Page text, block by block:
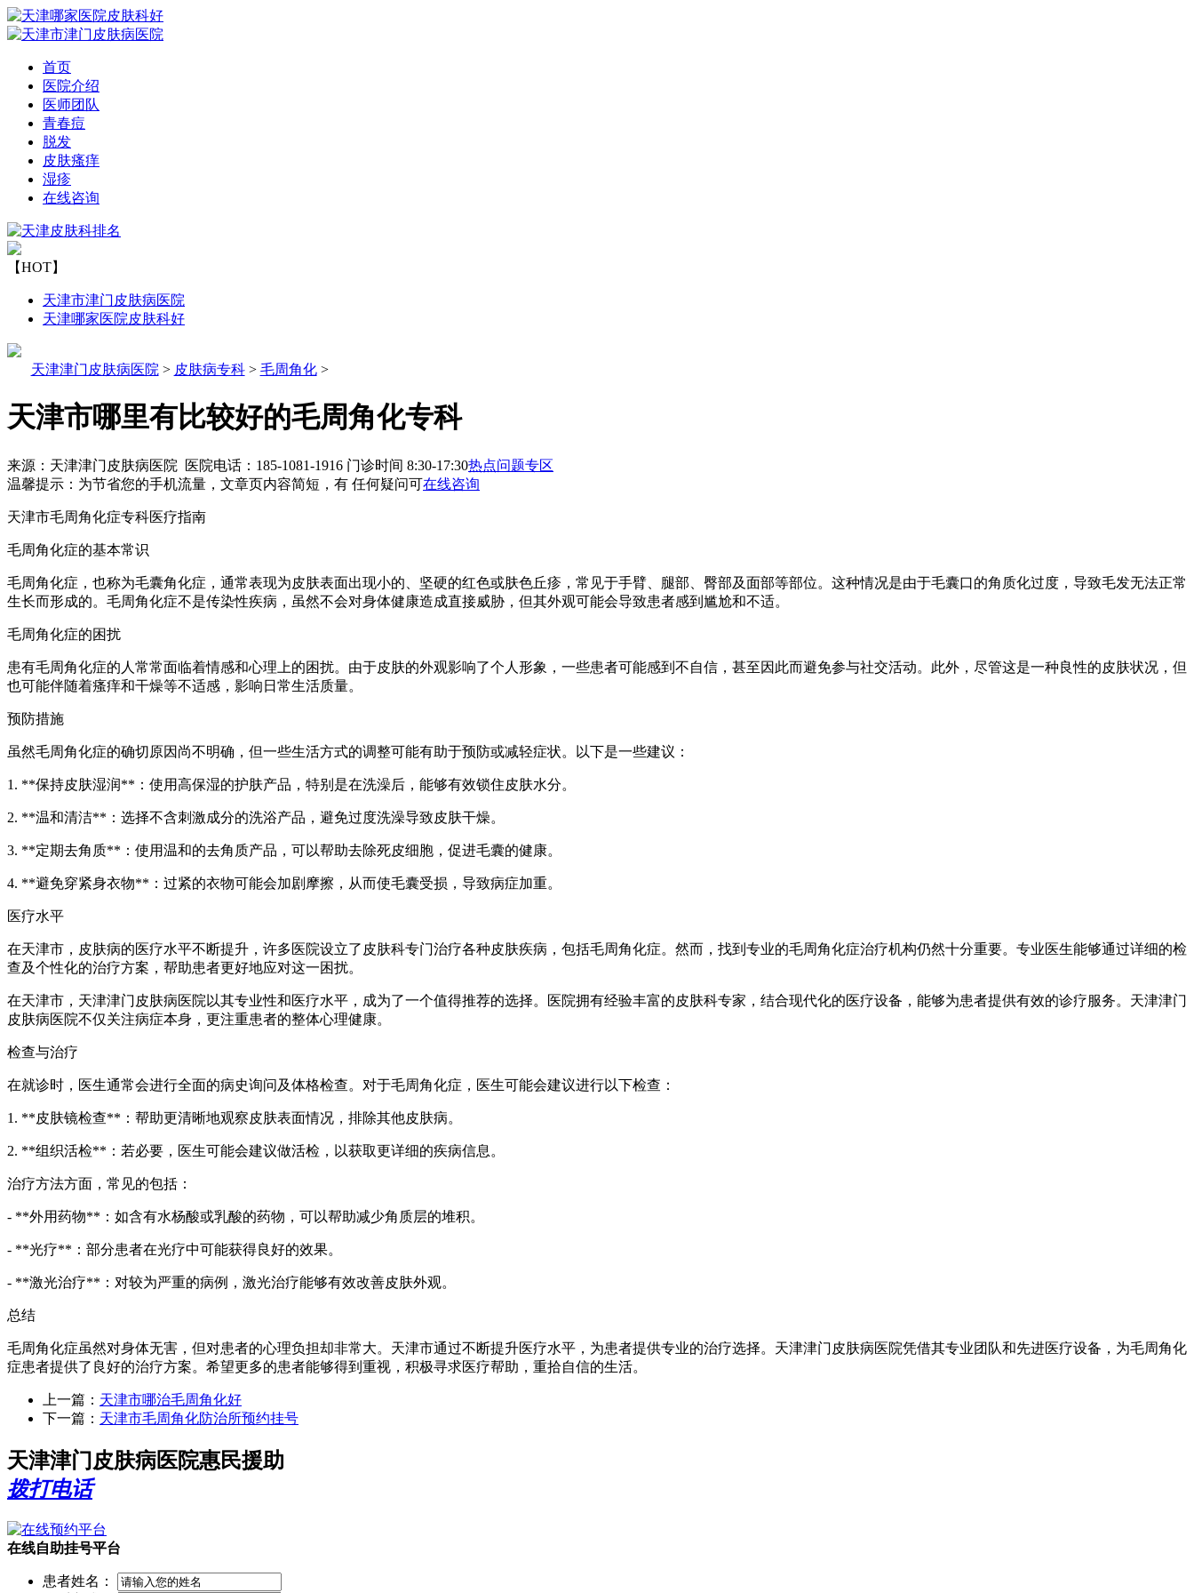
首页
医院介绍
医师团队
青春痘
脱发
皮肤瘙痒
湿疹
在线咨询
【HOT】
天津市津门皮肤病医院
天津哪家医院皮肤科好
天津津门皮肤病医院 > 皮肤病专科> 毛周角化>
天津市哪里有比较好的毛周角化专科
来源：天津津门皮肤病医院 医院电话：185-1081-1916 门诊时间 8:30-17:30热点问题专区
温馨提示： 为节省您的手机流量，文章页内容简短，有 任何疑问可在线咨询
天津市毛周角化症专科医疗指南
毛周角化症的基本常识
毛周角化症，也称为毛囊角化症，通常表现为皮肤表面出现小的、坚硬的红色或肤色丘疹，常见于手臂、腿部、臀部及面部等部位。这种情况是由于毛囊口的角质化过度，导致毛发无法正常
生长而形成的。毛周角化症不是传染性疾病，虽然不会对身体健康造成直接威胁，但其外观可能会导致患者感到尴尬和不适。
毛周角化症的困扰
患有毛周角化症的人常常面临着情感和心理上的困扰。由于皮肤的外观影响了个人形象，一些患者可能感到不自信，甚至因此而避免参与社交活动。此外，尽管这是一种良性的皮肤状况，但
也可能伴随着瘙痒和干燥等不适感，影响日常生活质量。
预防措施
虽然毛周角化症的确切原因尚不明确，但一些生活方式的调整可能有助于预防或减轻症状。以下是一些建议：
1. **保持皮肤湿润**：使用高保湿的护肤产品，特别是在洗澡后，能够有效锁住皮肤水分。
2. **温和清洁**：选择不含刺激成分的洗浴产品，避免过度洗澡导致皮肤干燥。
3. **定期去角质**：使用温和的去角质产品，可以帮助去除死皮细胞，促进毛囊的健康。
4. **避免穿紧身衣物**：过紧的衣物可能会加剧摩擦，从而使毛囊受损，导致病症加重。
医疗水平
在天津市，皮肤病的医疗水平不断提升，许多医院设立了皮肤科专门治疗各种皮肤疾病，包括毛周角化症。然而，找到专业的毛周角化症治疗机构仍然十分重要。专业医生能够通过详细的检
查及个性化的治疗方案，帮助患者更好地应对这一困扰。
在天津市，天津津门皮肤病医院以其专业性和医疗水平，成为了一个值得推荐的选择。医院拥有经验丰富的皮肤科专家，结合现代化的医疗设备，能够为患者提供有效的诊疗服务。天津津门
皮肤病医院不仅关注病症本身，更注重患者的整体心理健康。
检查与治疗
在就诊时，医生通常会进行全面的病史询问及体格检查。对于毛周角化症，医生可能会建议进行以下检查：
1. **皮肤镜检查**：帮助更清晰地观察皮肤表面情况，排除其他皮肤病。
2. **组织活检**：若必要，医生可能会建议做活检，以获取更详细的疾病信息。
治疗方法方面，常见的包括：
- **外用药物**：如含有水杨酸或乳酸的药物，可以帮助减少角质层的堆积。
- **光疗**：部分患者在光疗中可能获得良好的效果。
- **激光治疗**：对较为严重的病例，激光治疗能够有效改善皮肤外观。
总结
毛周角化症虽然对身体无害，但对患者的心理负担却非常大。天津市通过不断提升医疗水平，为患者提供专业的治疗选择。天津津门皮肤病医院凭借其专业团队和先进医疗设备，为毛周角化
症患者提供了良好的治疗方案。希望更多的患者能够得到重视，积极寻求医疗帮助，重拾自信的生活。
上一篇： 天津市哪治毛周角化好
下一篇： 天津市毛周角化防治所预约挂号
天津津门皮肤病医院惠民援助
拨打电话
在线自助挂号平台
患者姓名：